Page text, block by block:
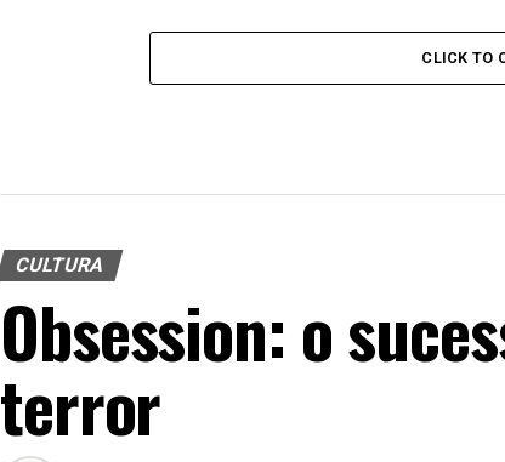
CLICK TO
CULTURA
Obsession: o
terror